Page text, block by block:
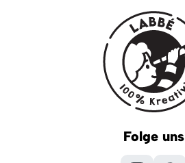
Folge uns